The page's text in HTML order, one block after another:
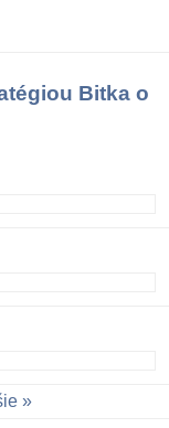
Bitka o